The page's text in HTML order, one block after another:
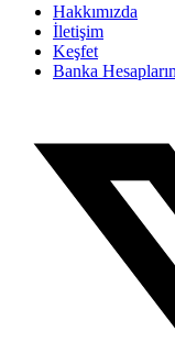
Hakkımızda
İletişim
Keşfet
Banka